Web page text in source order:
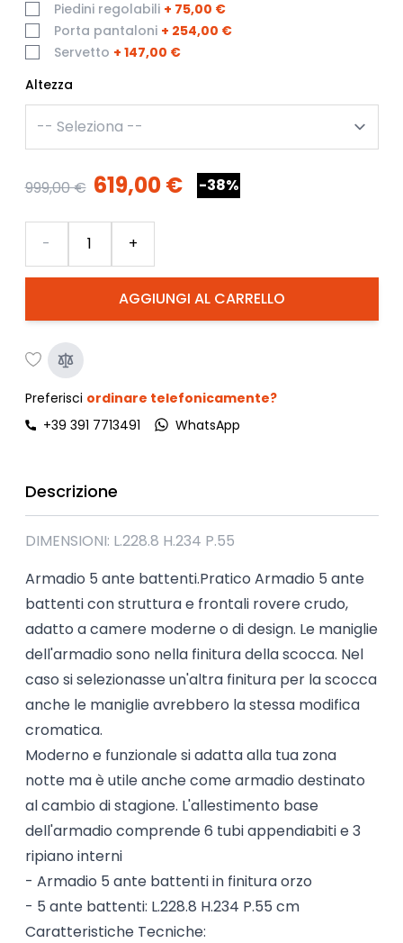
Piedini regolabili + 75,00 €
Porta pantaloni + 254,00 €
Servetto + 147,00 €
Altezza
999,00 € 619,00 € -38%
AGGIUNGI AL CARRELLO
- +
Preferisci ordinare telefonicamente?
+39 391 7713491
WhatsApp
Descrizione
DIMENSIONI: L.228.8 H.234 P.55
Armadio 5 ante battenti.Pratico Armadio 5 ante
battenti con struttura e frontali rovere crudo,
adatto a camere moderne o di design. Le maniglie
dell'armadio sono nella finitura della scocca. Nel
caso si selezionasse un'altra finitura per la scocca
anche le maniglie avrebbero la stessa modifica
cromatica.
Moderno e funzionale si adatta alla tua zona
notte ma è utile anche come armadio destinato
al cambio di stagione. L'allestimento base
dell'armadio comprende 6 tubi appendiabiti e 3
ripiano interni
- Armadio 5 ante battenti in finitura orzo
- 5 ante battenti: L.228.8 H.234 P.55 cm
Caratteristiche Tecniche: